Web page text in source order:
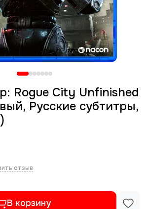
Rogue City Unfinished
Русские субтитры,
отзыв
В корзину